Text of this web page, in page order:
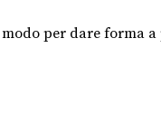
modo per dare forma